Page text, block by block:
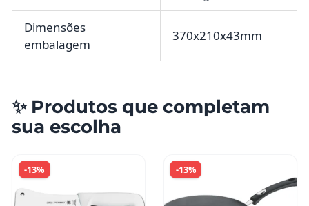
Dimensões
embalagem
370x210x43mm
✨ Produtos que completam
sua escolha
-13% -13%